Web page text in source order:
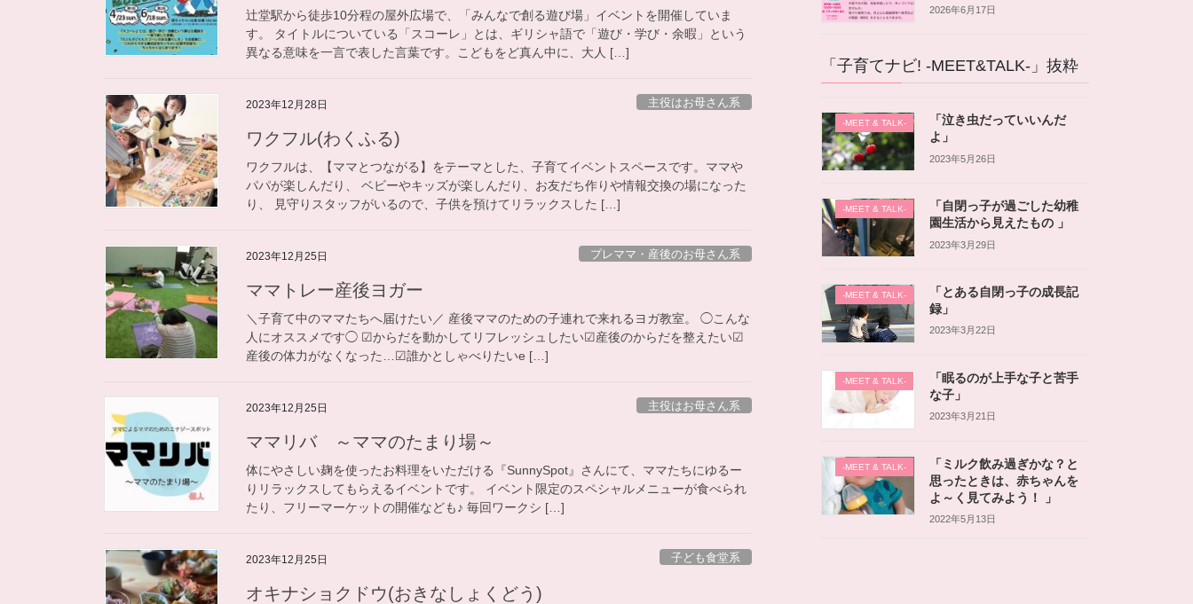
辻堂駅から徒歩10分程の屋外広場で、「みんなで創る遊び場」イベントを開催していま
す。 タイトルについている「スコーレ」とは、ギリシャ語で「遊び・学び・余暇」という
異なる意味を一言で表した言葉です。こどもをど真ん中に、大人 […]
2023年12月28日 主役はお母さん系
​​​ワクフル(わくふる)
ワクフルは、【ママとつながる】をテーマとした、子育てイベントスペースです。ママや
パパが楽しんだり、 ベビーやキッズが楽しんだり、お友だち作りや情報交換の場になった
り、 見守りスタッフがいるので、子供を預けてリラックスした […]
2023年12月25日 プレママ・産後のお母さん系
​​​​​​ママトレー産後ヨガー
＼子育て中のママたちへ届けたい／ 産後ママのための子連れで来れるヨガ教室。 ◯こんな
人にオススメです◯ ☑︎からだを動かしてリフレッシュしたい☑︎産後のからだを整えたい☑︎
産後の体力がなくなった…☑︎誰かとしゃべりたいe […]
2023年12月25日 主役はお母さん系
​​​​​​ママリバ ～ママのたまり場～
体にやさしい麹を使ったお料理をいただける『SunnySpot』さんにて、ママたちにゆるー
りリラックスしてもらえるイベントです。 イベント限定のスペシャルメニューが食べられ
たり、フリーマーケットの開催なども♪ 毎回ワークシ […]
2023年12月25日 子ども食堂系
​​​​オキナショクドウ(おきなしょくどう)
2026年6月17日
「子育てナビ! -MEET&TALK-」抜粋
-MEET & TALK-
「泣き虫だっていいんだ
よ」
2023年5月26日
-MEET & TALK-
「自閉っ子が過ごした幼稚
園生活から見えたもの 」
2023年3月29日
-MEET & TALK-
「とある自閉っ子の成長記
録」
2023年3月22日
-MEET & TALK-
「眠るのが上手な子と苦手
な子」
2023年3月21日
-MEET & TALK-
「ミルク飲み過ぎかな？と
思ったときは、赤ちゃんを
よ～く見てみよう！ 」
2022年5月13日